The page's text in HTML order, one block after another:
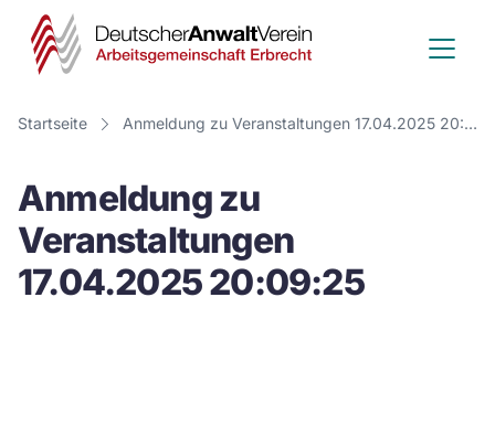
Deutscher
Anwalt
Verein
Startseite Anmeldung zu Veranstaltungen 17.04.2025 20:09:25
Anmeldung zu
Veranstaltungen
17.04.2025 20:09:25